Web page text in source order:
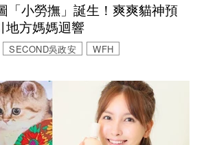
「小勞撫」誕生！爽爽貓神預
地方媽媽迴響
SECOND吳政安 WFH